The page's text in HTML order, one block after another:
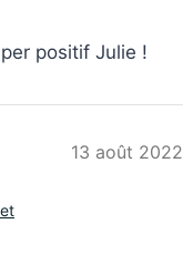
positif Julie !
de perdre du